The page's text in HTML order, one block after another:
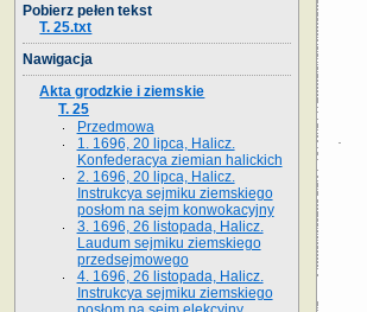
Pobierz pełen tekst
T. 25.txt
Nawigacja
Akta grodzkie i ziemskie
T. 25
Przedmowa
1. 1696, 20 lipca, Halicz.
Konfederacya ziemian halickich
2. 1696, 20 lipca, Halicz.
Instrukcya sejmiku ziemskiego
posłom na sejm konwokacyjny
3. 1696, 26 listopada, Halicz.
Laudum sejmiku ziemskiego
przedsejmowego
4. 1696, 26 listopada, Halicz.
Instrukcya sejmiku ziemskiego